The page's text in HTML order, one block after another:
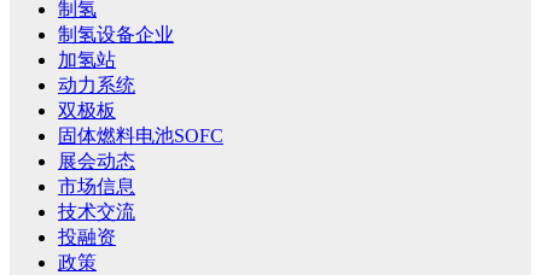
制氢
制氢设备企业
加氢站
动力系统
双极板
固体燃料电池SOFC
展会动态
市场信息
技术交流
投融资
政策